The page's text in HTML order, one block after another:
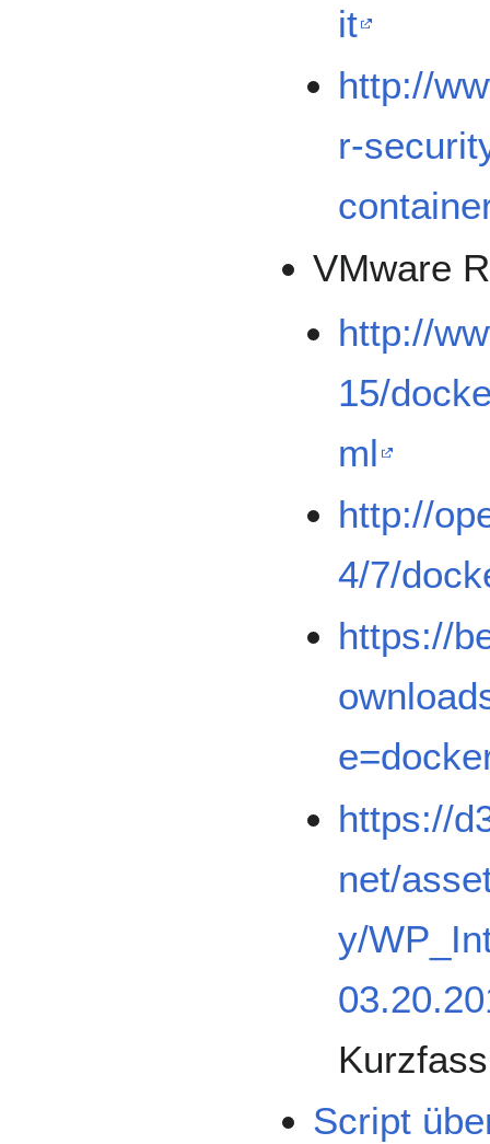
it
http://
r-
VMware
http://
15/
ml
http://
4/7/
https://
https://
net/
y/
Script